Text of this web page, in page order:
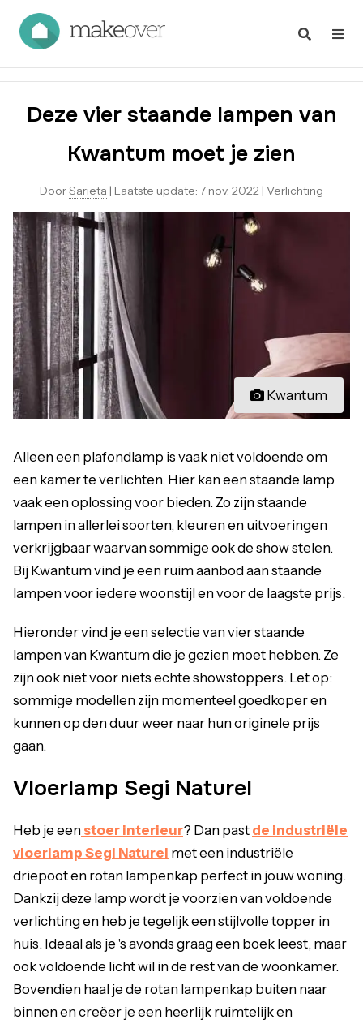
Deze vier staande lampen van
Kwantum moet je zien
DoorSarieta | Laatste update: 7 nov, 2022 | Verlichting
Kwantum
Alleen een plafondlamp is vaak niet voldoende om
een kamer te verlichten. Hier kan een staande lamp
vaak een oplossing voor bieden. Zo zijn staande
lampen in allerlei soorten, kleuren en uitvoeringen
verkrijgbaar waarvan sommige ook de show stelen.
Bij Kwantum vind je een ruim aanbod aan staande
lampen voor iedere woonstijl en voor de laagste prijs.
Hieronder vind je een selectie van vier staande
lampen van Kwantum die je gezien moet hebben. Ze
zijn ook niet voor niets echte showstoppers. Let op:
sommige modellen zijn momenteel goedkoper en
kunnen op den duur weer naar hun originele prijs
gaan.
Vloerlamp Segi Naturel
Heb je eenstoer interieur? Dan past de industriële
vloerlamp Segi Naturel met een industriële
driepoot en rotan lampenkap perfect in jouw woning.
Dankzij deze lamp wordt je voorzien van voldoende
verlichting en heb je tegelijk een stijlvolle topper in
huis. Ideaal als je 's avonds graag een boek leest, maar
ook voldoende licht wil in de rest van de woonkamer.
Bovendien haal je de rotan lampenkap buiten naar
binnen en creëer je een heerlijk ruimtelijk en